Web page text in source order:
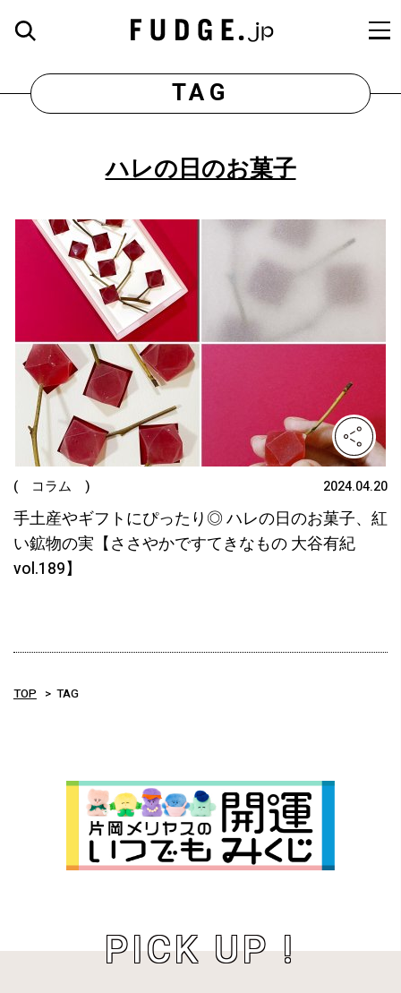
TAG
ハレの日のお菓子
( コラム ) 2024.04.20
手土産やギフトにぴったり◎ ハレの日のお菓子、紅
い鉱物の実【ささやかですてきなもの 大谷有紀
vol.189】
TOP TAG
PICK UP !